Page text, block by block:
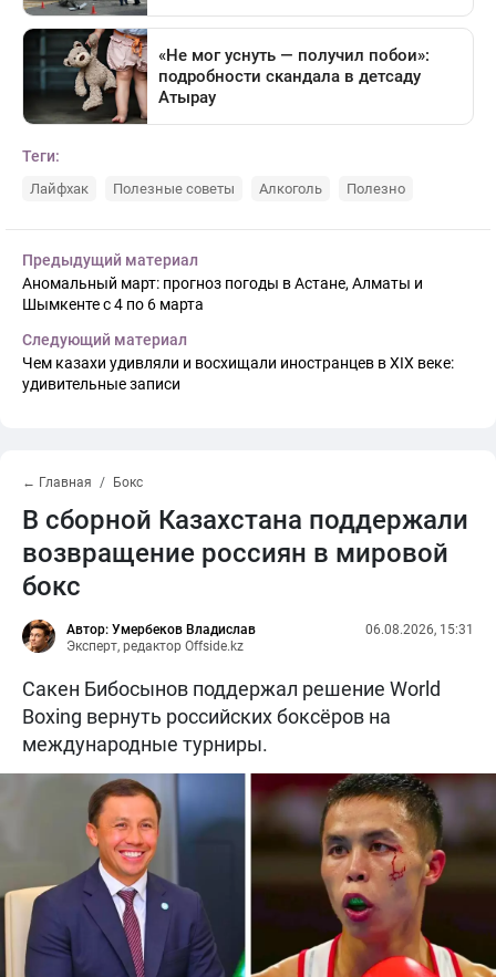
Теги:
Лайфхак Полезные советы Алкоголь Полезно
Предыдущий материал
Аномальный март: прогноз погоды в Астане, Алматы и
Шымкенте с 4 по 6 марта
Следующий материал
Чем казахи удивляли и восхищали иностранцев в XIX веке:
удивительные записи
← Главная Бокс
В сборной Казахстана поддержали
возвращение россиян в мировой
бокс
Автор: Умербеков Владислав
Эксперт, редактор Offside.kz
06.08.2026, 15:31
Сакен Бибосынов поддержал решение World
Boxing вернуть российских боксёров на
международные турниры.